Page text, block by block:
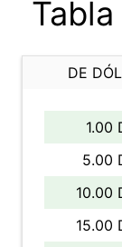
DE
1.00
5.00
10.00
15.00